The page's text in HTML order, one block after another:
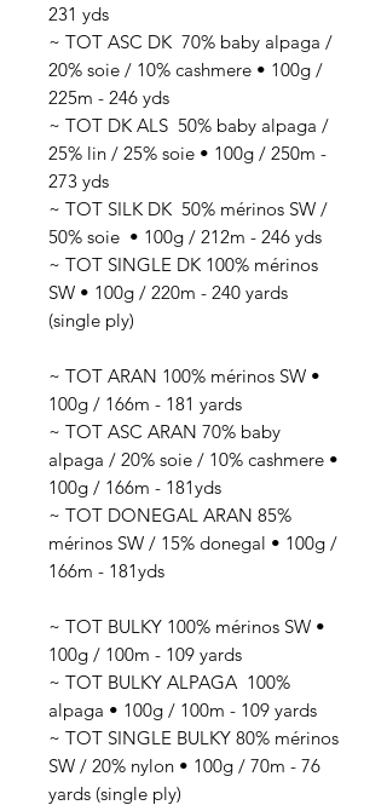
231 yds
~ TOT ASC DK 70% baby alpaga /
20% soie / 10% cashmere • 100g /
225m - 246 yds
~ TOT DK ALS 50% baby alpaga /
25% lin / 25% soie • 100g / 250m -
273 yds
~ TOT SILK DK 50% mérinos SW /
50% soie • 100g / 212m - 246 yds
~ TOT SINGLE DK 100% mérinos
SW • 100g / 220m - 240 yards
(single ply)
~ TOT ARAN 100% mérinos SW •
100g / 166m - 181 yards
~ TOT ASC ARAN 70% baby
alpaga / 20% soie / 10% cashmere •
100g / 166m - 181yds
~ TOT DONEGAL ARAN 85%
mérinos SW / 15% donegal • 100g /
166m - 181yds
~ TOT BULKY 100% mérinos SW •
100g / 100m - 109 yards
~ TOT BULKY ALPAGA 100%
alpaga • 100g / 100m - 109 yards
~ TOT SINGLE BULKY 80% mérinos
SW / 20% nylon • 100g / 70m - 76
yards (single ply)